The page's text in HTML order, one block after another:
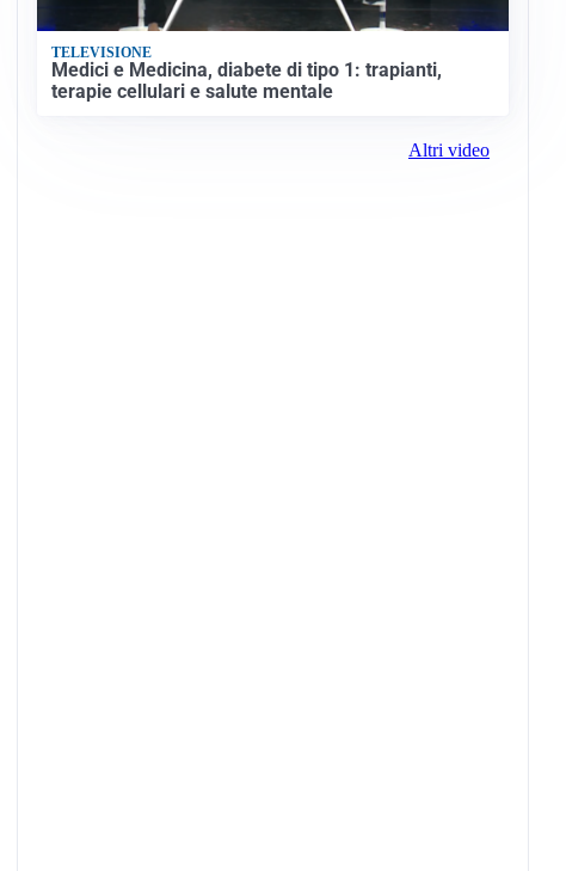
TELEVISIONE
Medici e Medicina, diabete di tipo 1: trapianti,
terapie cellulari e salute mentale
Altri video